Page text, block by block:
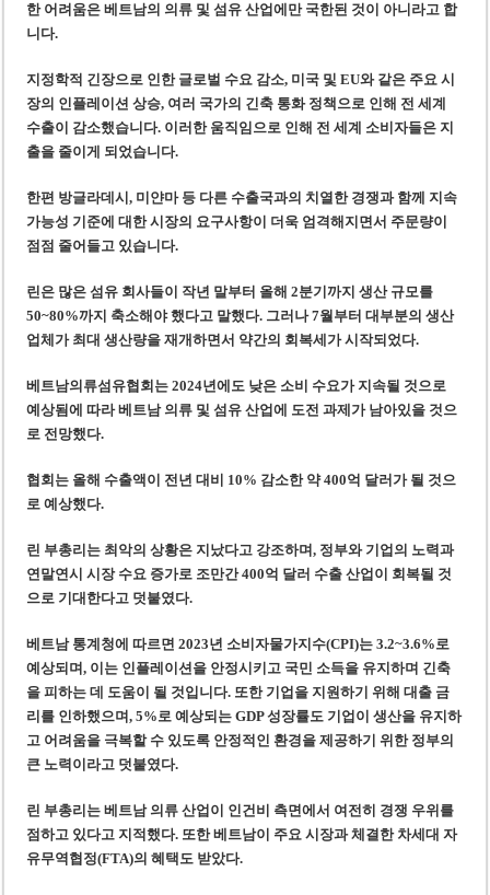
한 어려움은 베트남의 의류 및 섬유 산업에만 국한된 것이 아니라고 합
니다.
지정학적 긴장으로 인한 글로벌 수요 감소, 미국 및 EU와 같은 주요 시
장의 인플레이션 상승, 여러 국가의 긴축 통화 정책으로 인해 전 세계
수출이 감소했습니다. 이러한 움직임으로 인해 전 세계 소비자들은 지
출을 줄이게 되었습니다.
한편 방글라데시, 미얀마 등 다른 수출국과의 치열한 경쟁과 함께 지속
가능성 기준에 대한 시장의 요구사항이 더욱 엄격해지면서 주문량이
점점 줄어들고 있습니다.
린은 많은 섬유 회사들이 작년 말부터 올해 2분기까지 생산 규모를
50~80%까지 축소해야 했다고 말했다. 그러나 7월부터 대부분의 생산
업체가 최대 생산량을 재개하면서 약간의 회복세가 시작되었다.
베트남의류섬유협회는 2024년에도 낮은 소비 수요가 지속될 것으로
예상됨에 따라 베트남 의류 및 섬유 산업에 도전 과제가 남아있을 것으
로 전망했다.
협회는 올해 수출액이 전년 대비 10% 감소한 약 400억 달러가 될 것으
로 예상했다.
린 부총리는 최악의 상황은 지났다고 강조하며, 정부와 기업의 노력과
연말연시 시장 수요 증가로 조만간 400억 달러 수출 산업이 회복될 것
으로 기대한다고 덧붙였다.
베트남 통계청에 따르면 2023년 소비자물가지수(CPI)는 3.2~3.6%로
예상되며, 이는 인플레이션을 안정시키고 국민 소득을 유지하며 긴축
을 피하는 데 도움이 될 것입니다. 또한 기업을 지원하기 위해 대출 금
리를 인하했으며, 5%로 예상되는 GDP 성장률도 기업이 생산을 유지하
고 어려움을 극복할 수 있도록 안정적인 환경을 제공하기 위한 정부의
큰 노력이라고 덧붙였다.
린 부총리는 베트남 의류 산업이 인건비 측면에서 여전히 경쟁 우위를
점하고 있다고 지적했다. 또한 베트남이 주요 시장과 체결한 차세대 자
유무역협정(FTA)의 혜택도 받았다.